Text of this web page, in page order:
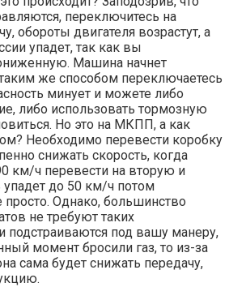
переключитесь на
обороты двигателя возрастут, а
упадет, так как вы
Машина начнет
же способом переключаетесь
минует и можете либо
либо использовать тормозную
Но это на МКПП, а как
Необходимо перевести коробку
снижать скорость, когда
км/ч перевести на вторую и
упадет до 50 км/ч потом
просто. Однако, большинство
не требуют таких
подстраиваются под вашу манеру,
момент бросили газ, то из-за
сама будет снижать передачу,